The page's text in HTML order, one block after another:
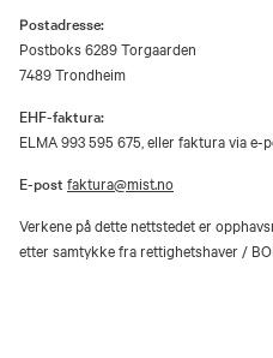
Postadresse:
Postboks 6289 Torgaarden
7489 Trondheim
EHF-faktura:
ELMA 993 595 675, eller faktura via e-
E-post faktura@mist.no
Verkene på dette nettstedet er
etter samtykke fra rettighetshaver /